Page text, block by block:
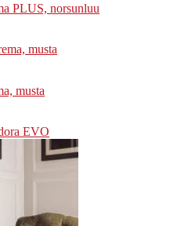
PLUS, norsunluu
musta